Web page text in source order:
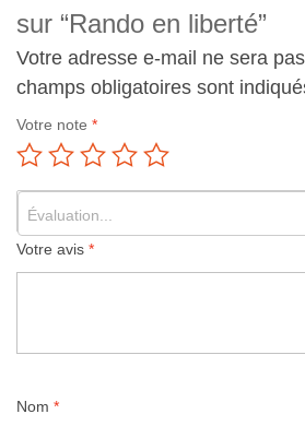
sur “Rando en liberté”
Votre adresse e-mail ne sera
champs obligatoires sont
Votre note *
Évaluation...
Votre avis *
Nom *